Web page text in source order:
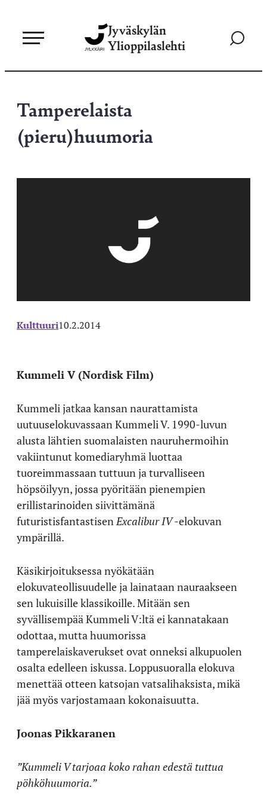
sisältöön
Jyväskylän
Ylioppilaslehti
Siirry
Tamperelaista
(pieru)huumoria
Kulttuuri10.2.2014
Kummeli V (Nordisk Film)
Kummeli jatkaa kansan naurattamista
uutuuselokuvassaan Kummeli V. 1990-luvun
alusta lähtien suomalaisten nauruhermoihin
vakiintunut komediaryhmä luottaa
tuoreimmassaan tuttuun ja turvalliseen
höpsöilyyn, jossa pyöritään pienempien
erillistarinoiden siivittämänä
futuristisfantastisen Excalibur IV-elokuvan
ympärillä.
Käsikirjoituksessa nyökätään
elokuvateollisuudelle ja lainataan nauraakseen
sen lukuisille klassikoille. Mitään sen
syvällisempää Kummeli V:ltä ei kannatakaan
odottaa, mutta huumorissa
tamperelaiskaverukset ovat onneksi alkupuolen
osalta edelleen iskussa. Loppusuoralla elokuva
menettää otteen katsojan vatsalihaksista, mikä
jää myös varjostamaan kokonaisuutta.
Joonas Pikkaranen
”Kummeli V tarjoaa koko rahan edestä tuttua
pöhköhuumoria.”